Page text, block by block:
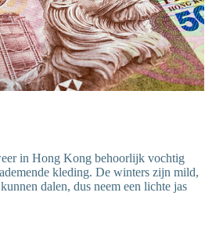
in Hong Kong behoorlijk vochtig
kleding. De winters zijn mild,
dalen, dus neem een lichte jas